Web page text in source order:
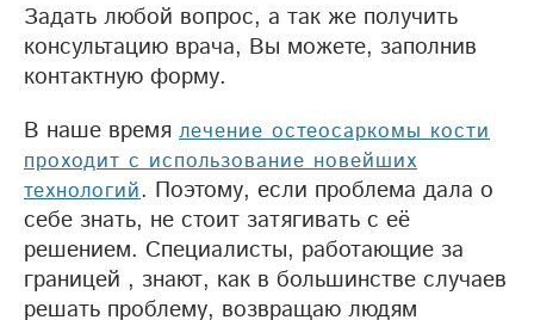
Задать любой вопрос, а так же получить
консультацию врача, Вы можете, заполнив
контактную форму.
В наше время лечение остеосаркомы кости
проходит с использование новейших
технологий. Поэтому, если проблема дала о
себе знать, не стоит затягивать с её
решением. Специалисты, работающие за
границей , знают, как в большинстве случаев
решать проблему, возвращаю людям